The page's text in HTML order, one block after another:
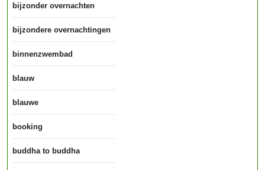
bijzonder overnachten
bijzondere overnachtingen
binnenzwembad
blauw
blauwe
booking
buddha to buddha